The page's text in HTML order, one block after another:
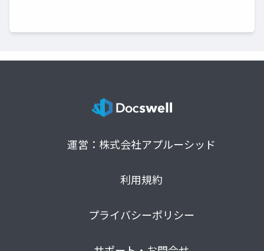
運営：株式会社アプルーシッド
利用規約
プライバシーポリシー